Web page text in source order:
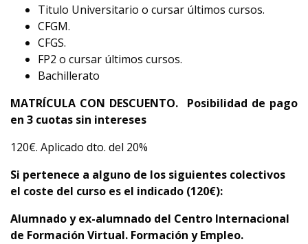
Titulo Universitario o cursar últimos cursos.
CFGM.
CFGS.
FP2 o cursar últimos cursos.
Bachillerato
MATRÍCULA CON DESCUENTO. Posibilidad de pago
en 3 cuotas sin intereses
120€. Aplicado dto. del 20%
Si pertenece a alguno de los siguientes colectivos
el coste del curso es el indicado (120€):
Alumnado y ex-alumnado del Centro Internacional
de Formación Virtual. Formación y Empleo.